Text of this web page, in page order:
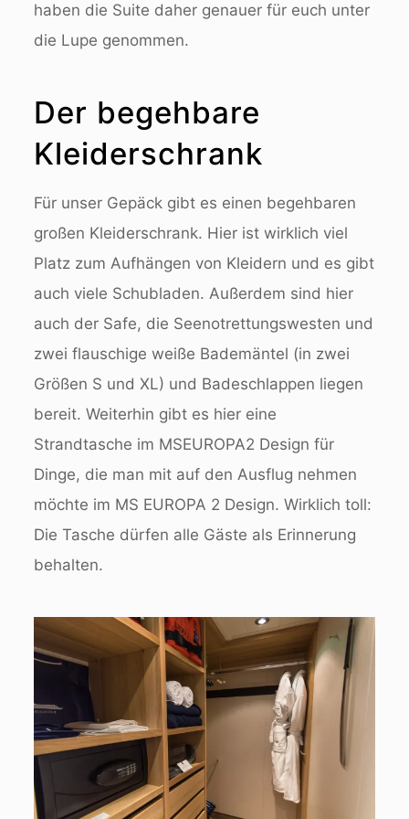
haben die Suite daher genauer für euch unter
die Lupe genommen.
Der begehbare
Kleiderschrank
Für unser Gepäck gibt es einen begehbaren
großen Kleiderschrank. Hier ist wirklich viel
Platz zum Aufhängen von Kleidern und es gibt
auch viele Schubladen. Außerdem sind hier
auch der Safe, die Seenotrettungswesten und
zwei flauschige weiße Bademäntel (in zwei
Größen S und XL) und Badeschlappen liegen
bereit. Weiterhin gibt es hier eine
Strandtasche im MSEUROPA2 Design für
Dinge, die man mit auf den Ausflug nehmen
möchte im MS EUROPA 2 Design. Wirklich toll:
Die Tasche dürfen alle Gäste als Erinnerung
behalten.